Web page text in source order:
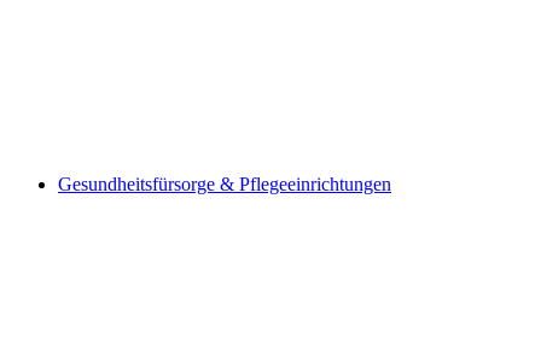
Gesundheitsfürsorge & Pflegeeinrichtungen